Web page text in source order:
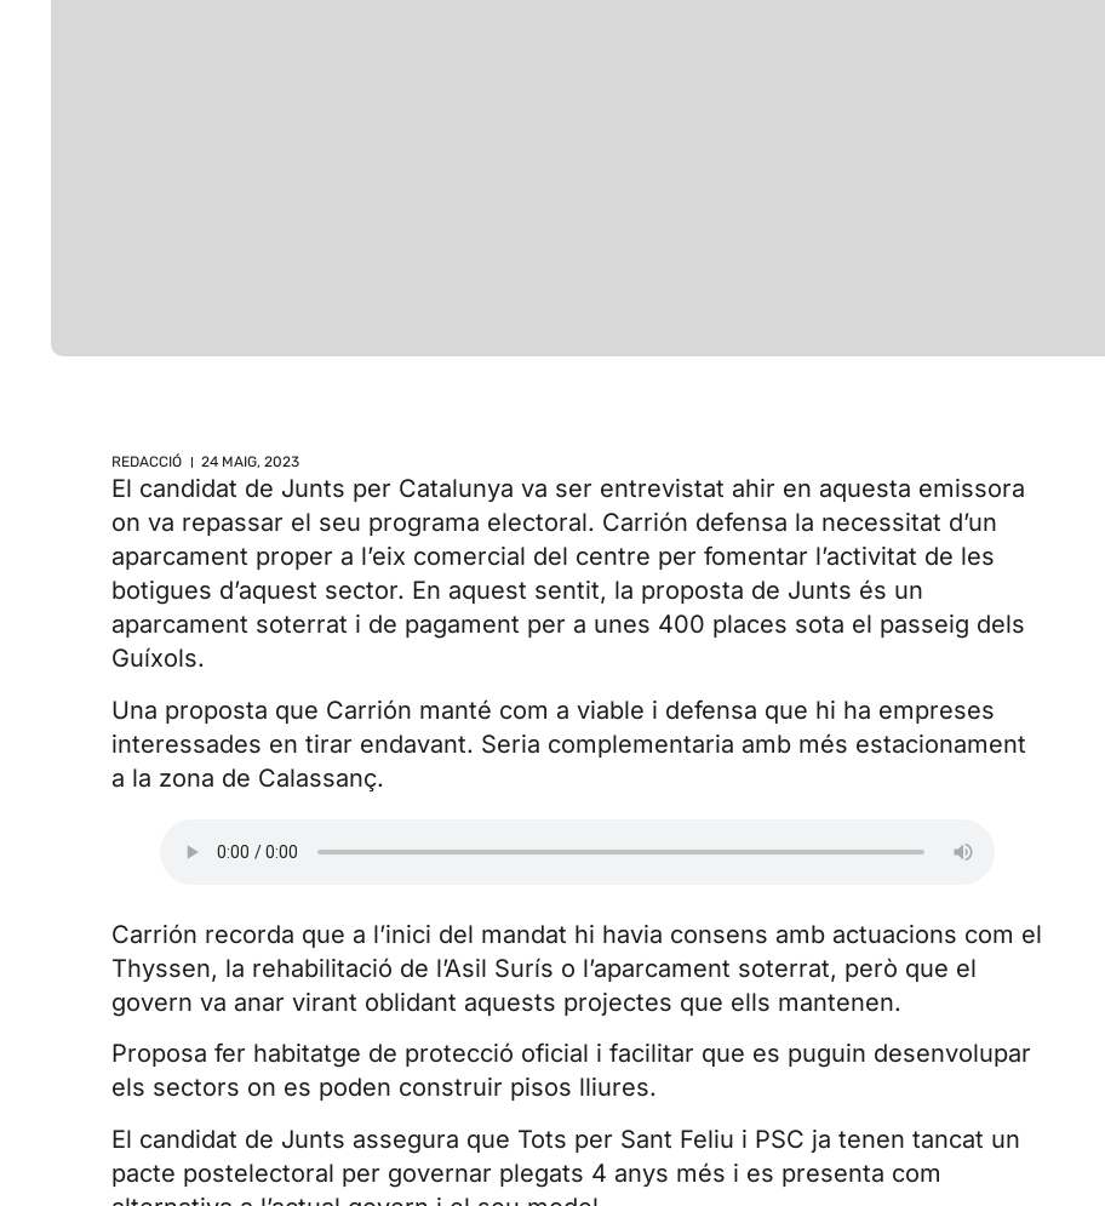
REDACCIÓ 24 MAIG, 2023
El candidat de Junts per Catalunya va ser entrevistat ahir en aquesta emissora
on va repassar el seu programa electoral. Carrión defensa la necessitat d’un
aparcament proper a l’eix comercial del centre per fomentar l’activitat de les
botigues d’aquest sector. En aquest sentit, la proposta de Junts és un
aparcament soterrat i de pagament per a unes 400 places sota el passeig dels
Guíxols.
Una proposta que Carrión manté com a viable i defensa que hi ha empreses
interessades en tirar endavant. Seria complementaria amb més estacionament
a la zona de Calassanç.
Carrión recorda que a l’inici del mandat hi havia consens amb actuacions com el
Thyssen, la rehabilitació de l’Asil Surís o l’aparcament soterrat, però que el
govern va anar virant oblidant aquests projectes que ells mantenen.
Proposa fer habitatge de protecció oficial i facilitar que es puguin desenvolupar
els sectors on es poden construir pisos lliures.
El candidat de Junts assegura que Tots per Sant Feliu i PSC ja tenen tancat un
pacte postelectoral per governar plegats 4 anys més i es presenta com